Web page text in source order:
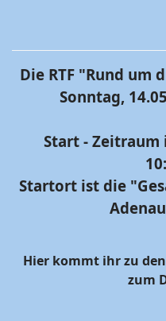
Die RTF "Rund um
Sonntag,
Start - Zeitraum
Startort ist die
Hier kommt ihr zu
zum